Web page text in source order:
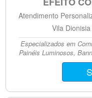
Atendimento
Vila
Especializados em
Painéis Luminosos,